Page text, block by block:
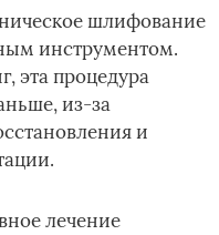
шлифование
инструментом.
эта процедура
из-за
и
лечение